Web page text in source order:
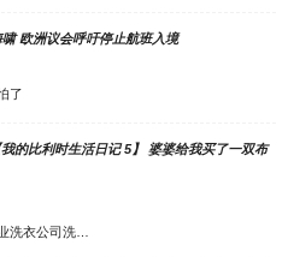
啸 欧洲议会呼吁停止航班入境
了
我的比利时生活日记 5】 婆婆给我买了一双布
洗衣公司洗…